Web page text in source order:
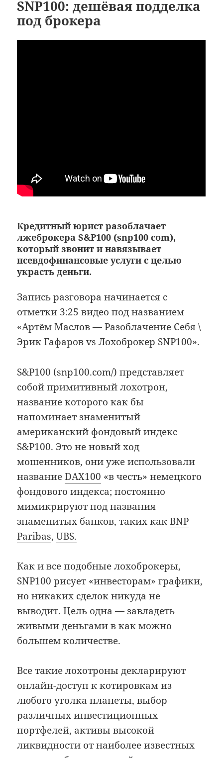
SNP100: дешёвая подделка
под брокера
Кредитный юрист разоблачает
лжеброкера S&P100 (snp100 com),
который звонит и навязывает
псевдофинансовые услуги с целью
украсть деньги.
Запись разговора начинается с
отметки 3:25 видео под названием
«Артём Маслов — Разоблачение Себя \
Эрик Гафаров vs Лохоброкер SNP100».
S&P100 (snp100.com/) представляет
собой примитивный лохотрон,
название которого как бы
напоминает знаменитый
американский фондовый индекс
S&P100. Это не новый ход
мошенников, они уже использовали
названиеDAX100 «в честь» немецкого
фондового индекса; постоянно
мимикрируют под названия
знаменитых банков, таких какBNP
Paribas,UBS.
Как и все подобные лохоброкеры,
SNP100 рисует «инвесторам» графики,
но никаких сделок никуда не
выводит. Цель одна — завладеть
живыми деньгами в как можно
большем количестве.
Все такие лохотроны декларируют
онлайн-доступ к котировкам из
любого уголка планеты, выбор
различных инвестиционных
портфелей, активы высокой
ликвидности от наиболее известных